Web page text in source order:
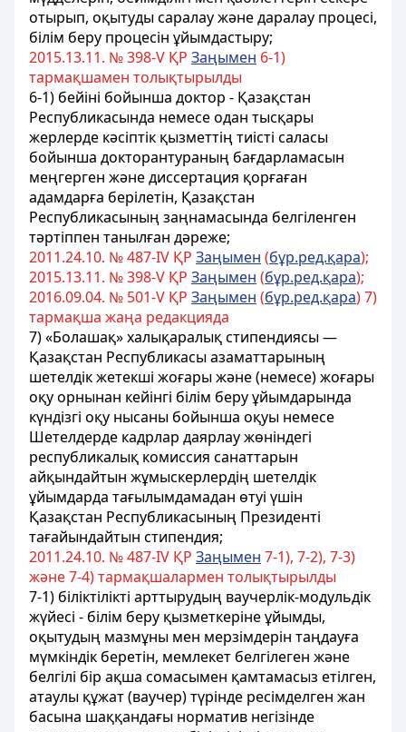
отырып, оқытуды саралау және даралау процесі,
білім беру процесін ұйымдастыру;
2015.13.11. № 398-V ҚР Заңымен 6-1)
тармақшамен толықтырылды
6-1) бейіні бойынша доктор - Қазақстан
Республикасында немесе одан тысқары
жерлерде кәсіптік қызметтің тиісті саласы
бойынша докторантураның бағдарламасын
меңгерген және диссертация қорғаған
адамдарға берілетін, Қазақстан
Республикасының заңнамасында белгіленген
тәртіппен танылған дәреже;
2011.24.10. № 487-ІV ҚР Заңымен (бұр.ред.қара);
2015.13.11. № 398-V ҚР Заңымен (бұр.ред.қара);
2016.09.04. № 501-V ҚР Заңымен (бұр.ред.қара) 7)
тармақша жаңа редакцияда
7) «Болашақ» халықаралық стипендиясы —
Қазақстан Республикасы азаматтарының
шетелдік жетекші жоғары және (немесе) жоғары
оқу орнынан кейінгі білім беру ұйымдарында
күндізгі оқу нысаны бойынша оқуы немесе
Шетелдерде кадрлар даярлау жөніндегі
республикалық комиссия санаттарын
айқындайтын жұмыскерлердің шетелдік
ұйымдарда тағылымдамадан өтуі үшін
Қазақстан Республикасының Президенті
тағайындайтын стипендия;
2011.24.10. № 487-ІV ҚР Заңымен 7-1), 7-2), 7-3)
және 7-4) тармақшалармен толықтырылды
7-1) біліктілікті арттырудың ваучерлік-модульдік
жүйесі - білім беру қызметкеріне ұйымды,
оқытудың мазмұны мен мерзімдерін таңдауға
мүмкіндік беретін, мемлекет белгілеген және
белгілі бір ақша сомасымен қамтамасыз етілген,
атаулы құжат (ваучер) түрінде ресімделген жан
басына шаққандағы норматив негізінде